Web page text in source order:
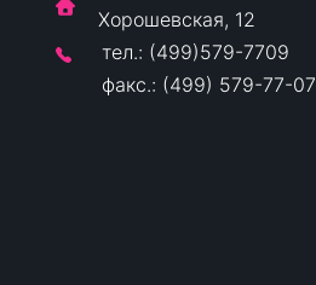
Хорошевская, 12
тел.: (499)579-7709
факс.: (499) 579-77-07